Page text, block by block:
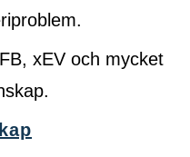
xEV och mycket